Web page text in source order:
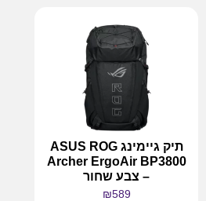
תיק גיימינג ASUS ROG
Archer ErgoAir BP3800
– צבע שחור
₪589